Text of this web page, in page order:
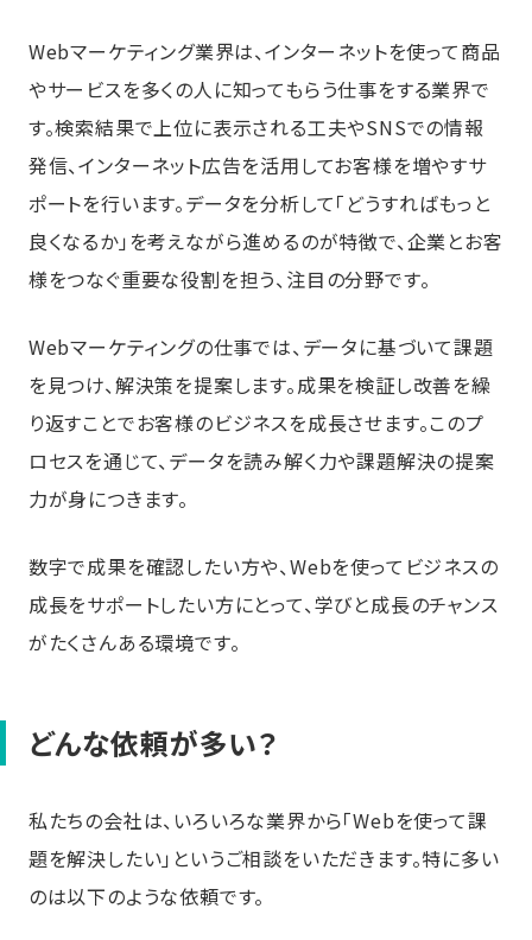
Webマーケティング業界は、インターネットを使って商品
やサービスを多くの人に知ってもらう仕事をする業界で
す。検索結果で上位に表示される工夫やSNSでの情報
発信、インターネット広告を活用してお客様を増やすサ
ポートを行います。データを分析して「どうすればもっと
良くなるか」を考えながら進めるのが特徴で、企業とお客
様をつなぐ重要な役割を担う、注目の分野です。
Webマーケティングの仕事では、データに基づいて課題
を見つけ、解決策を提案します。成果を検証し改善を繰
り返すことでお客様のビジネスを成長させます。このプ
ロセスを通じて、データを読み解く力や課題解決の提案
力が身につきます。
数字で成果を確認したい方や、Webを使ってビジネスの
成長をサポートしたい方にとって、学びと成長のチャンス
がたくさんある環境です。
どんな依頼が多い？
私たちの会社は、いろいろな業界から「Webを使って課
題を解決したい」というご相談をいただきます。特に多い
のは以下のような依頼です。